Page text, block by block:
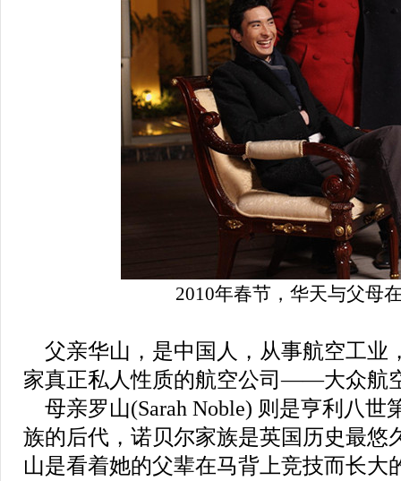
2010年春节，华天与父母
父亲华山，是中国人，从事航空工业
家真正私人性质的航空公司——大众航
母亲罗山(Sarah Noble) 则是亨利八世
族的后代，诺贝尔家族是英国历史最悠
山是看着她的父辈在马背上竞技而长大